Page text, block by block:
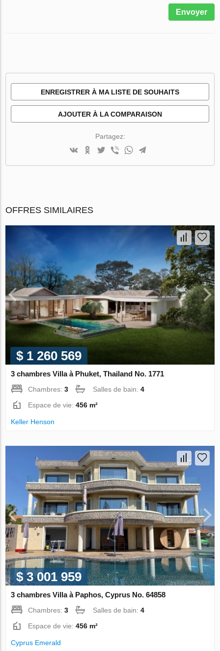
Envoyer
ENREGISTRER À MA LISTE DE SOUHAITS
AJOUTER À LA COMPARAISON
Partagez:
OFFRES SIMILAIRES
$ 1 260 569
3 chambres Villa à Phuket, Thailand No. 1771
Chambres:3 Salles de bain:4
Espace de vie:456 m²
Keller Henson
$ 3 001 959
3 chambres Villa à Paphos, Cyprus No. 64858
Chambres:3 Salles de bain:4
Espace de vie:456 m²
Cyprus Emerald